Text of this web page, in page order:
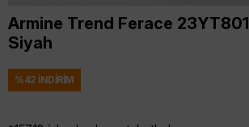
Armine Trend Ferace 23YT801
Siyah
%42 İNDIRIM